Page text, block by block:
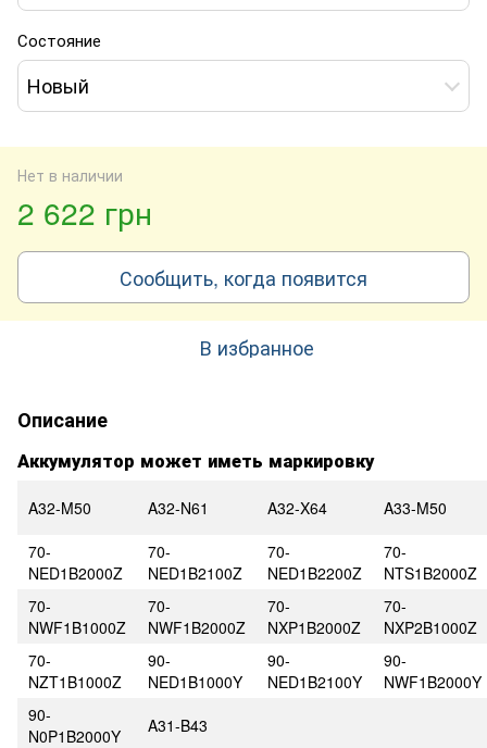
Состояние
Новый
Нет в наличии
2 622 грн
Сообщить, когда появится
В избранное
Описание
Аккумулятор может иметь маркировку
A32-M50 A32-N61 A32-X64
A33-M50
70-
NED1B2000Z
70-
NED1B2100Z
70-
NED1B2200Z
70-
NTS1B2000Z
70-
NWF1B1000Z
70-
NWF1B2000Z
70-
NXP1B2000Z
70-
NXP2B1000Z
70-
NZT1B1000Z
90-
NED1B1000Y
90-
NED1B2100Y
90-
NWF1B2000Y
90-
N0P1B2000Y
A31-B43